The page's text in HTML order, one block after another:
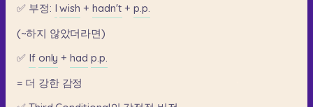
✅ 부정: I wish + hadn't + p.p.
(~하지 않았더라면)
✅ If only + had p.p.
= 더 강한 감정